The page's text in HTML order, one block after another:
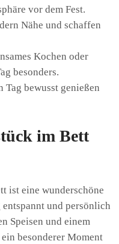
vor dem Fest.
Nähe und schaffen
Kochen oder
besonders.
bewusst genießen
im Bett
ist eine wunderschöne
und persönlich
Speisen und einem
besonderer Moment